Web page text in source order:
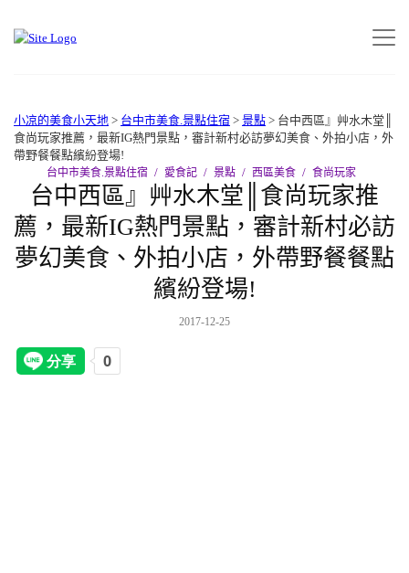
小凉的美食小天地 > 台中市美食.景點住宿 > 景點 > 台中西區』艸水木堂║
食尚玩家推薦，最新IG熱門景點，審計新村必訪夢幻美食、外拍小店，外
帶野餐餐點繽紛登場!
台中市美食.景點住宿 愛食記 景點 西區美食 食尚玩家
台中西區』艸水木堂║食尚玩家推
薦，最新IG熱門景點，審計新村必訪
夢幻美食、外拍小店，外帶野餐餐點
繽紛登場!
2017-12-25